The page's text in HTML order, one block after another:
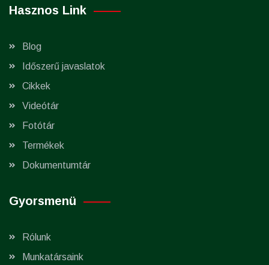
Hasznos Link
Blog
Időszerű javaslatok
Cikkek
Videótár
Fotótár
Termékek
Dokumentumtár
Gyorsmenü
Rólunk
Munkatársaink